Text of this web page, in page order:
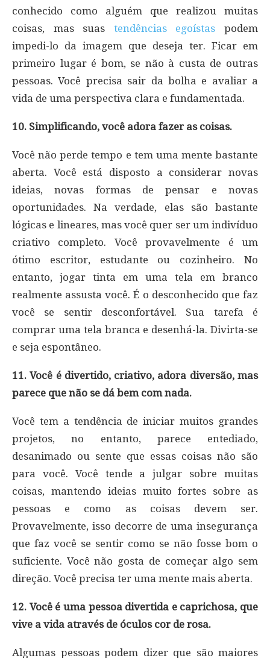
conhecido como alguém que realizou muitas
coisas, mas suas tendências egoístas podem
impedi-lo da imagem que deseja ter. Ficar em
primeiro lugar é bom, se não à custa de outras
pessoas. Você precisa sair da bolha e avaliar a
vida de uma perspectiva clara e fundamentada.
10. Simplificando, você adora fazer as coisas.
Você não perde tempo e tem uma mente bastante
aberta. Você está disposto a considerar novas
ideias, novas formas de pensar e novas
oportunidades. Na verdade, elas são bastante
lógicas e lineares, mas você quer ser um indivíduo
criativo completo. Você provavelmente é um
ótimo escritor, estudante ou cozinheiro. No
entanto, jogar tinta em uma tela em branco
realmente assusta você. É o desconhecido que faz
você se sentir desconfortável. Sua tarefa é
comprar uma tela branca e desenhá-la. Divirta-se
e seja espontâneo.
11. Você é divertido, criativo, adora diversão, mas
parece que não se dá bem com nada.
Você tem a tendência de iniciar muitos grandes
projetos, no entanto, parece entediado,
desanimado ou sente que essas coisas não são
para você. Você tende a julgar sobre muitas
coisas, mantendo ideias muito fortes sobre as
pessoas e como as coisas devem ser.
Provavelmente, isso decorre de uma insegurança
que faz você se sentir como se não fosse bom o
suficiente. Você não gosta de começar algo sem
direção. Você precisa ter uma mente mais aberta.
12. Você é uma pessoa divertida e caprichosa, que
vive a vida através de óculos cor de rosa.
Algumas pessoas podem dizer que são maiores